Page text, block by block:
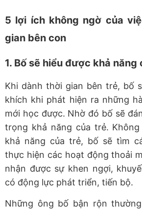
5 lợi ích không ngờ của
gian bên con
1. Bố sẽ hiểu được khả năng
Khi dành thời gian bên trẻ, bố
khích khi phát hiện ra những
mới học được. Nhờ đó bố sẽ
trọng khả năng của trẻ.
khả năng của trẻ, bố sẽ tìm
thực hiện các hoạt động thoải
nhận được sự khen ngợi,
có động lực phát triển, tiến bộ.
Những ông bố bận rộn